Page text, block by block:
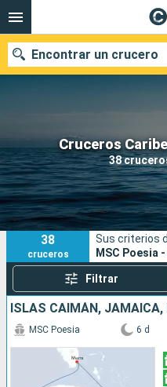
Cruceros
38
Encontrar un crucero
Nuestros destinos
Fecha de salida
Puertos
38
cruceros
Sus criterios
MSC Poesia
Filtrar
MSC Poesia 6 d